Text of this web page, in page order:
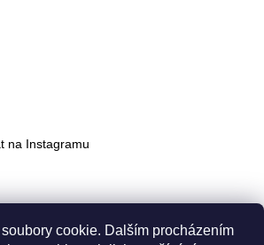
cookie. Dalším procházením
na Instagramu